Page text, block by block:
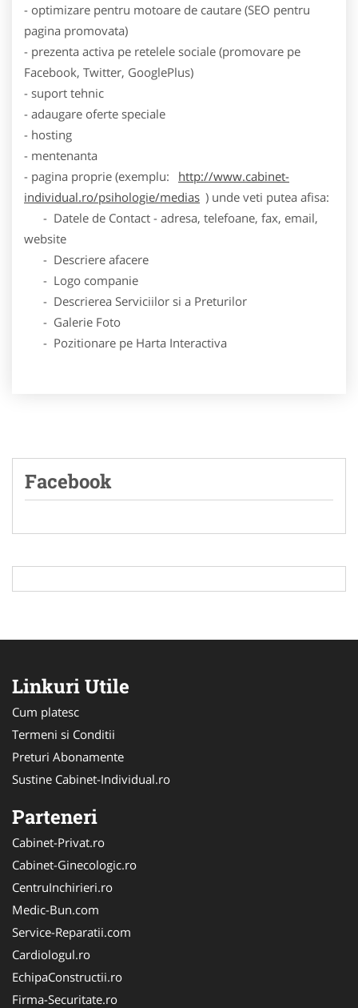
- optimizare pentru motoare de cautare (SEO pentru
pagina promovata)
- prezenta activa pe retelele sociale (promovare pe
Facebook, Twitter, GooglePlus)
- suport tehnic
- adaugare oferte speciale
- hosting
- mentenanta
- pagina proprie (exemplu:
http://www.cabinet-
individual.ro/psihologie/medias ) unde veti putea afisa:
- Datele de Contact - adresa, telefoane, fax, email,
website
- Descriere afacere
- Logo companie
- Descrierea Serviciilor si a Preturilor
- Galerie Foto
- Pozitionare pe Harta Interactiva
Facebook
Linkuri Utile
Cum platesc
Termeni si Conditii
Preturi Abonamente
Sustine Cabinet-Individual.ro
Parteneri
Cabinet-Privat.ro
Cabinet-Ginecologic.ro
CentruInchirieri.ro
Medic-Bun.com
Service-Reparatii.com
Cardiologul.ro
EchipaConstructii.ro
Firma-Securitate.ro